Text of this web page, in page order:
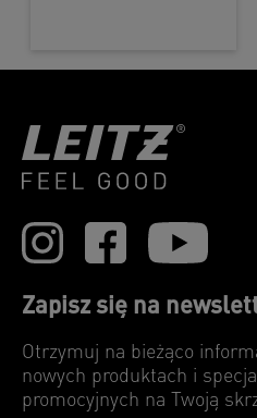
Zapisz się na
Otrzymuj na bieżąco
nowych produktach i
promocyjnych na Twoją